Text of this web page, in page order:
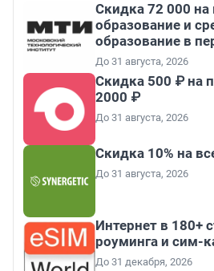
Скидка 72 000
образование и
образование в
До 31 августа, 2026
Скидка 500 ₽ на
2000 ₽
До 31 августа, 2026
Скидка 10% на
До 31 августа, 2026
Интернет в 180+
роуминга и сим-
До 31 декабря, 2026